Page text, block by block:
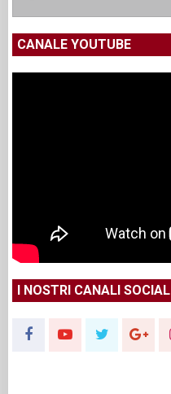
CANALE YOUTUBE
I NOSTRI CANALI SOCIAL